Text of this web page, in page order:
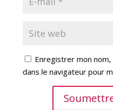
Enregistrer mon
dans le navigateur pour